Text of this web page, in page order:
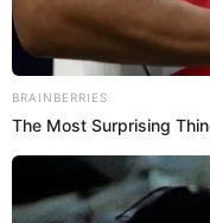
INSN: Con
molecular logran
genético con